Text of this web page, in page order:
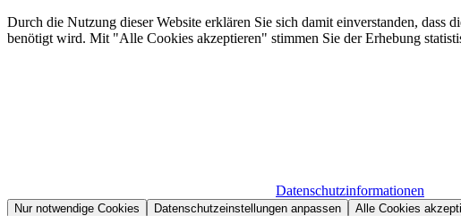
Durch die Nutzung dieser Website erklären Sie sich damit einverstanden,
benötigt wird. Mit "Alle Cookies akzeptieren" stimmen Sie der Erhebung
Datenschutzinformationen
Nur notwendige Cookies Datenschutzeinstellungen anpassen Alle Cookies